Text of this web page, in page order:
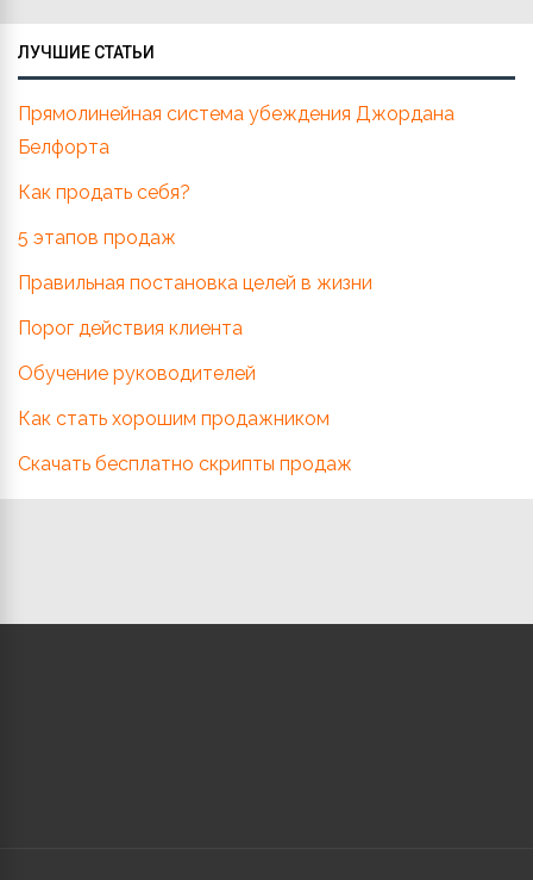
ЛУЧШИЕ СТАТЬИ
Прямолинейная система убеждения Джордана
Белфорта
Как продать себя?
5 этапов продаж
Правильная постановка целей в жизни
Порог действия клиента
Обучение руководителей
Как стать хорошим продажником
Скачать бесплатно скрипты продаж